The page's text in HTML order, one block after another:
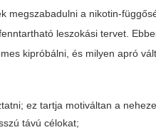
megszabadulni a nikotin-
leszokási tervet.
kipróbálni, és milyen apró
ez tartja motiváltan a
távú célokat;